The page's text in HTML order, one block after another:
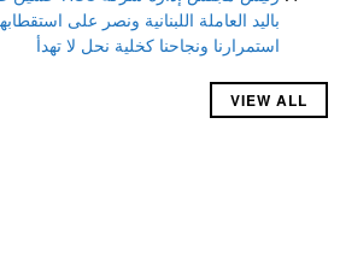
باليد العاملة اللبنانية ونصر على
استمرارنا ونجاحنا كخلية نحل لا تهدأ
VIEW ALL